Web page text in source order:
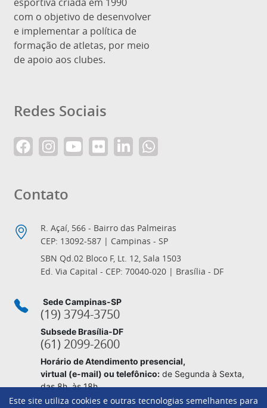
com o objetivo de desenvolver
e implementar a política de
formação de atletas, por meio
de apoio aos clubes.
Redes Sociais
Contato
R. Açaí, 566 - Bairro das Palmeiras
CEP: 13092-587 | Campinas - SP
SBN Qd.02 Bloco F, Lt. 12, Sala 1503
Ed. Via Capital - CEP: 70040-020 | Brasília - DF
Sede Campinas-SP
(19) 3794-3750
Subsede Brasília-DF
(61) 2099-2600
Horário de Atendimento presencial,
virtual (e-mail) ou telefônico: de Segunda à Sexta,
das 8h. às 18h.
Este site utiliza cookies e outras tecnologias semelhantes para